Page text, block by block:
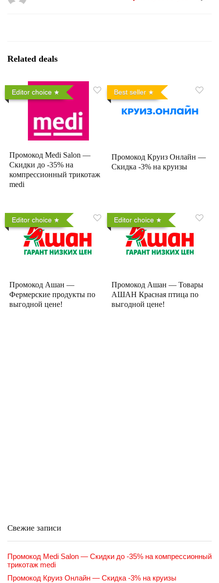
Related deals
Editor choice
Промокод Medi Salon —
Скидки до -35% на
компрессионный трикотаж
medi
Best seller
Промокод Круиз Онлайн —
Скидка -3% на круизы
Editor choice
Промокод Ашан —
Фермерские продукты по
выгодной цене!
Editor choice
Промокод Ашан — Товары
АШАН Красная птица по
выгодной цене!
Свежие записи
Промокод Medi Salon — Скидки до -35% на компрессионный
трикотаж medi
Промокод Круиз Онлайн — Скидка -3% на круизы